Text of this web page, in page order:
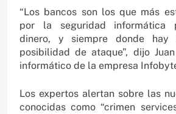
“Los bancos son los que más
por la seguridad informática
dinero, y siempre donde hay
posibilidad de ataque”, dijo
informático de la empresa
Los expertos alertan sobre las
conocidas como “crimen